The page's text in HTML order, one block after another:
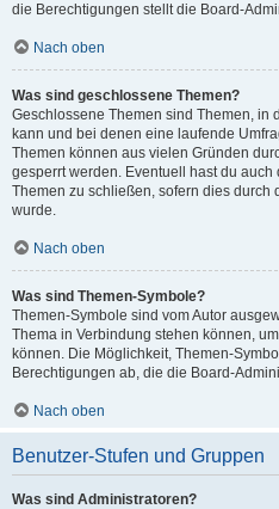
die Berechtigungen stellt die Board-
Nach oben
Was sind geschlossene Themen?
Geschlossene Themen sind Themen, in
kann und bei denen eine laufende
Themen können aus vielen Gründen
gesperrt werden. Eventuell hast du
Themen zu schließen, sofern dies durch
wurde.
Nach oben
Was sind Themen-Symbole?
Themen-Symbole sind vom Autor
Thema in Verbindung stehen können,
können. Die Möglichkeit, Themen-
Berechtigungen ab, die die Board-
Nach oben
Benutzer-Stufen und Gruppen
Was sind Administratoren?